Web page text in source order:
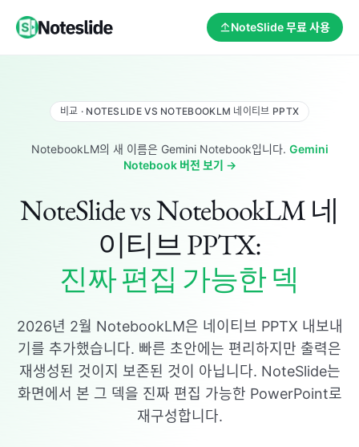
NoteSlide 무료 사용
비교 · NOTESLIDE VS NOTEBOOKLM 네이티브 PPTX
NotebookLM의 새 이름은 Gemini Notebook입니다. Gemini
Notebook 버전 보기 →
NoteSlide vs NotebookLM 네
이티브 PPTX:
진짜 편집 가능한 덱
2026년 2월 NotebookLM은 네이티브 PPTX 내보내
기를 추가했습니다. 빠른 초안에는 편리하지만 출력은
재생성된 것이지 보존된 것이 아닙니다. NoteSlide는
화면에서 본 그 덱을 진짜 편집 가능한 PowerPoint로
재구성합니다.